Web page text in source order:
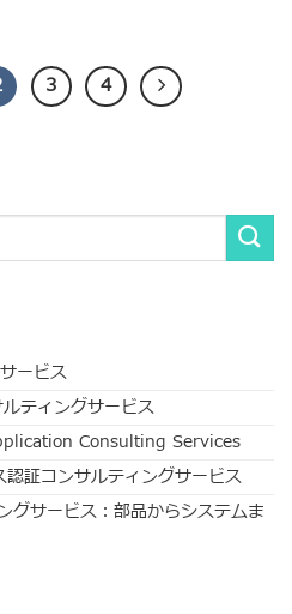
3 4
ービス
ティングサービス
Consulting Services
証コンサルティングサービス
グサービス：部品からシステムま